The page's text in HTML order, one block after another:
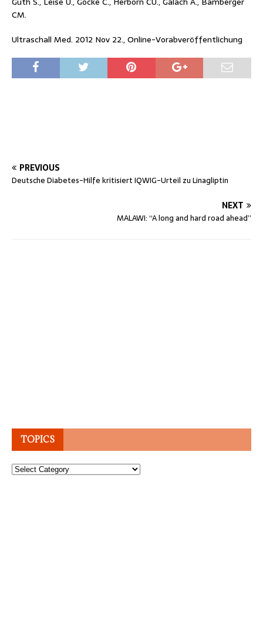
CM.
Ultraschall Med. 2012 Nov 22., Online-Vorabveröffentlichung
PREVIOUS
Deutsche Diabetes-Hilfe kritisiert IQWIG-Urteil zu Linagliptin
NEXT
MALAWI: “A long and hard road ahead”
TOPICS
Topics